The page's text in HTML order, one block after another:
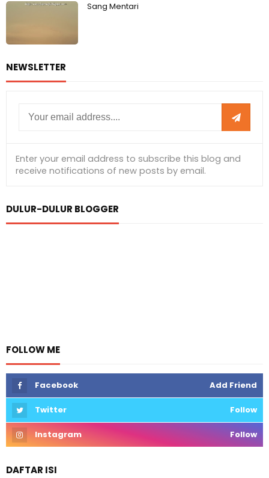
Sang Mentari
NEWSLETTER
DULUR-DULUR BLOGGER
FOLLOW ME
Facebook Add Friend
Twitter Follow
Instagram Follow
DAFTAR ISI